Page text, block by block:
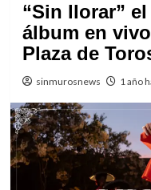
“Sin llorar”
álbum en
Plaza de
sinmurosnews 1 año